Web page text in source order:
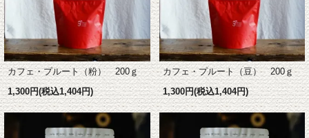
カフェ・プルート（粉） 200ｇ
1,300円(税込1,404円)
カフェ・プルート（豆） 200ｇ
1,300円(税込1,404円)